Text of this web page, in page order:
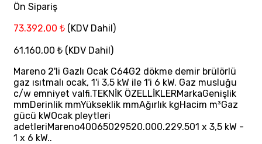
Ön Sipariş
73.392,00 ₺ (KDV Dahil)
61.160,00 ₺ (KDV Dahil)
Mareno 2'li Gazlı Ocak C64G2 dökme demir brülörlü
gaz ısıtmalı ocak, 1'i 3,5 kW ile 1'i 6 kW. Gaz musluğu
c/w emniyet valfi.TEKNİK ÖZELLİKLERMarkaGenişlik
mmDerinlik mmYükseklik mmAğırlık kgHacim m³Gaz
gücü kWOcak pleytleri
adetleriMareno40065029520.000.229.501 x 3,5 kW -
1 x 6 kW..